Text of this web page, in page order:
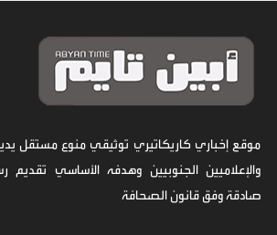
موقع إخباري كاريكاتيري توثيقي منوع مستقل
والإعلاميين الجنوبيين وهدفه الأساسي تقديم
صادقة وفق قانون الصحافة